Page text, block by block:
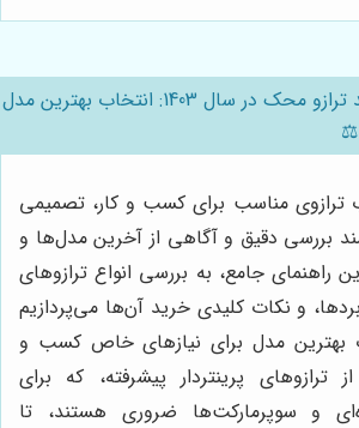
⭐️ راهنمای جامع خرید ترازو محک در سال 1403: انتخاب بهترین مدل
⚖️
انتخاب ترازوی مناسب برای کسب و کار، تصمیمی
بررسی دقیق و آگاهی از آخرین مدل‌ها و
راهنمای جامع، به بررسی انواع ترازوهای
و نکات کلیدی خرید آن‌ها می‌پردازیم
بهترین مدل برای نیازهای خاص کسب و
ترازوهای پرینتردار پیشرفته، که برای
و سوپرمارکت‌ها ضروری هستند، تا